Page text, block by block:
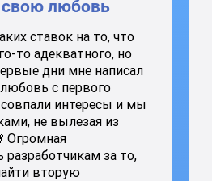
любовь
ставок на то, что
то адекватного, но
дни мне написал
с первого
совпали интересы и мы
не вылезая из
Огромная
разработчикам за то,
вторую